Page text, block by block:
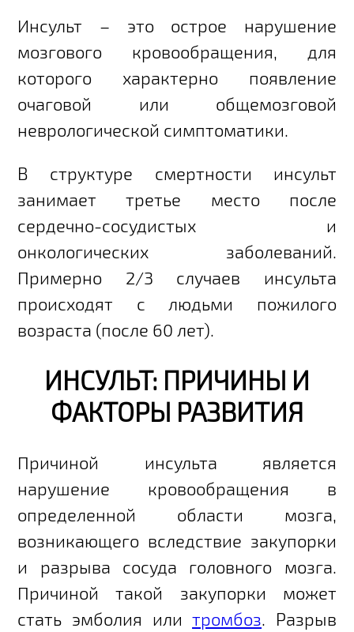
Инсульт – это острое нарушение
мозгового кровообращения, для
которого характерно появление
очаговой или общемозговой
неврологической симптоматики.
В структуре смертности инсульт
занимает третье место после
сердечно-сосудистых и
онкологических заболеваний.
Примерно 2/3 случаев инсульта
происходят с людьми пожилого
возраста (после 60 лет).
ИНСУЛЬТ: ПРИЧИНЫ И
ФАКТОРЫ РАЗВИТИЯ
Причиной инсульта является
нарушение кровообращения в
определенной области мозга,
возникающего вследствие закупорки
и разрыва сосуда головного мозга.
Причиной такой закупорки может
стать эмболия илитромбоз. Разрыв